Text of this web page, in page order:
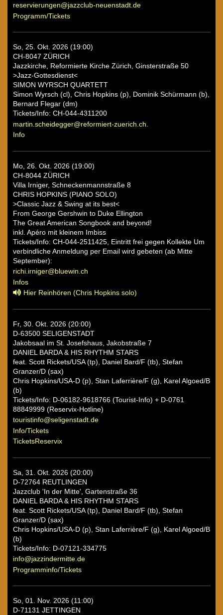
reservierungen@jazzclub-neuenstadt.de
Programm/Tickets
So, 25. Okt. 2026 (19:00)
CH-8047 ZÜRICH
Jazzkirche, Reformierte Kirche Zürich, Ginsterstraße 50
>Jazz-Gottesdienst<
SIMON WYRSCH QUARTETT
Simon Wyrsch (cl), Chris Hopkins (p), Dominik Schürmann (b),
Bernard Flegar (dm)
Tickets/Info: CH-044-4311200
martin.scheidegger@reformiert-zuerich.ch.
Info
Mo, 26. Okt. 2026 (19:00)
CH-8044 ZÜRICH
Villa Irniger, Schneckenmannstraße 8
CHRIS HOPKINS (PIANO SOLO)
>Classic Jazz & Swing at its best<
From George Gershwin to Duke Ellington
The Great American Songbook and beyond!
inkl. Apéro mit kleinem Imbiss
Tickets/Info: CH-044-2511425, Eintritt frei gegen Kollekte Um
verbindliche Anmeldung per Email wird gebeten (ab Mitte
September):
richi.irniger@bluewin.ch
Infos
Hier Reinhören (Chris Hopkins solo)
Fr, 30. Okt. 2026 (20:00)
D-63500 SELIGENSTADT
Jakobsaal im St. Josefshaus, Jakobstraße 7
DANIEL BARDA & HIS RHYTHM STARS
feat. Scott Rickets/USA (tp), Daniel Bard/F (tb), Stefan
Granzer/D (sax)
Chris Hopkins/USA-D (p), Stan Laferrière/F (g), Karel Algoed/B
(b)
Tickets/Info: D-06182-9618766 (Tourist-Info) + D-0761
88849999 (Reservix-Hotline)
touristinfo@seligenstadt.de
Info/Tickets
TicketsReservix
Sa, 31. Okt. 2026 (20:00)
D-72764 REUTLINGEN
Jazzclub 'In der Mitte', Gartenstraße 36
DANIEL BARDA & HIS RHYTHM STARS
feat. Scott Rickets/USA (tp), Daniel Bard/F (tb), Stefan
Granzer/D (sax)
Chris Hopkins/USA-D (p), Stan Laferrière/F (g), Karel Algoed/B
(b)
Tickets/Info: D-07121-334775
info@jazzindermitte.de
Programminfo/Tickets
So, 01. Nov. 2026 (11:00)
D-71131 JETTINGEN